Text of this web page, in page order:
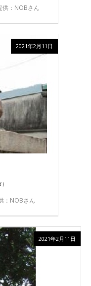
：NOBさん
：NOBさん
2021年2月11日
2021年2月11日